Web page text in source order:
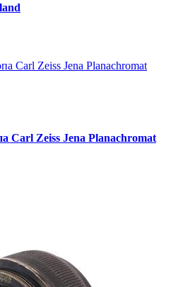
Carl Zeiss Jena Planachromat